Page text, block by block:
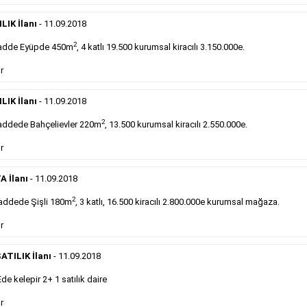
Devrenkiralık maltepede çayocağı....
Devamını Gör
takip ederek farklı ilan türleri hakkında detaylara ulaşabilir, ilan
Sarı sayfa ilanlar alım- satım, duyuru, mini reklam
İlanı - 11.09.2018
Eyüpde 450m2, 4 katlı 19.500 kurumsal kiracılı 3.150.000e.
İlanı - 11.09.2018
Bahçelievler 220m2, 13.500 kurumsal kiracılı 2.550.000e.
İlanı - 11.09.2018
Şişli 180m2, 3 katlı, 16.500 kiracılı 2.800.000e kurumsal mağaza.
İlanı - 11.09.2018
kelepir 2+ 1 satılık daire